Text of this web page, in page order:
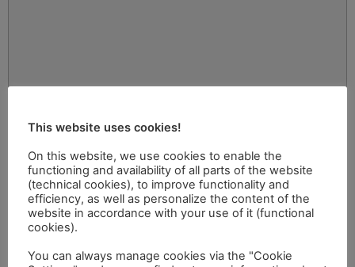
This website uses cookies!
On this website, we use cookies to enable the
functioning and availability of all parts of the website
(technical cookies), to improve functionality and
efficiency, as well as personalize the content of the
website in accordance with your use of it (functional
cookies).
You can always manage cookies via the "Cookie